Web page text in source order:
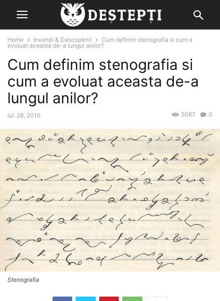
Home Invenții & Descoperiri
Cum definim stenografia si cum a
evoluat aceasta de-a lungul anilor?
Cum definim stenografia si
cum a evoluat aceasta de-a
lungul anilor?
iul. 28, 2010 0
5067
Stenografia